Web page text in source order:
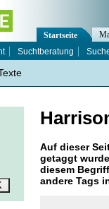
Auf dieser
getaggt
diesem
andere Tags
Startseite
Suchtberatung